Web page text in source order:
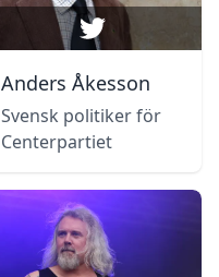
Anders Åkesson
Svensk politiker för
Centerpartiet